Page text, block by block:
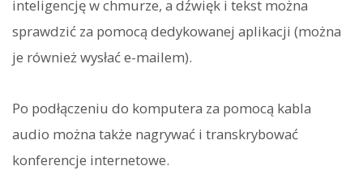
inteligencję w chmurze, a dźwięk i tekst można
sprawdzić za pomocą dedykowanej aplikacji (można
je również wysłać e-mailem).
Po podłączeniu do komputera za pomocą kabla
audio można także nagrywać i transkrybować
konferencje internetowe.